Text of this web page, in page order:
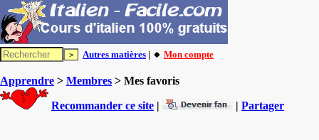
Autres matières | 🔸 Mon compte
Apprendre > Membres > Mes favoris
Recommander ce site | | Partager